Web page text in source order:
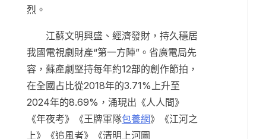
烈。
江蘇文明興盛、經濟發財，持久穩居
我國電視劇財產“第一方陣”。省廣電局先
容，蘇產劇堅持每年約12部的創作節拍，
在全國占比從2018年的3.71%上升至
2024年的8.69%，涌現出《人人間》
《年夜考》《王牌軍隊包養網》《江河之
上》《追風者》《清明上河圖